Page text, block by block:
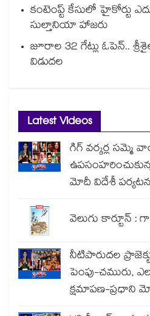
కంటెంప్ట్ కేసులో హైకోర్టు
సుల్తానియా హాజరు
జూరాల 32 గేట్లు ఓపెన్..
విడుదల
Latest Videos
గిగ్ వర్కర్ల సమ్మె
మోదీ విదేశీ
వెలుగు కార్టూన్
నీటిపారుదల
పెంపు-చమురు,
క్షమాపణ-ప్రధాని